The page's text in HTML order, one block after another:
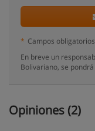
* Campos obligatorios
En breve un
Bolivariano, se
Opiniones (2)